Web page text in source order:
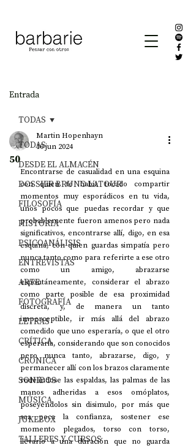
Entrada
TODAS
DESDE EL ALMACÉN
DOSSIER BRUNO LATOUR
FILOSOFÍA
HISTORIA
PSICOANÁLISIS
ENTREVISTAS
ARTE
FOTOGRAFÍA
LETRAS
CRÍTICA
CRÓNICA
SONIDOS
MÚSICA
JUKEBOX
TALLERES Y CURSOS
TODAS
50
Martin Hopenhayn
10 jun 2024
Encontrarse de casualidad en una esquina
con quien te había tocado compartir
momentos muy esporádicos en tu vida,
unos pocos que puedas recordar y que
probablemente fueron amenos pero nada
significativos, encontrarse allí, digo, en esa
esquina, con quien guardas simpatía pero
nunca tanto como para referirte a ese otro
como un amigo, abrazarse
espontáneamente, considerar el abrazo
como parte posible de esa proximidad
discreta, y, de manera un tanto
imperceptible, ir más allá del abrazo
comedido que uno esperaría, o que el otro
esperaría, considerando que son conocidos
pero nunca tanto, abrazarse, digo, y
permanecer allí con los brazos claramente
rodeándose las espaldas, las palmas de las
manos adheridas a esos omóplatos,
poseyéndolos sin disimulo, por más que
sea poca la confianza, sostener ese
momento plegados, torso con torso,
llevarlo a una duración que no guarda